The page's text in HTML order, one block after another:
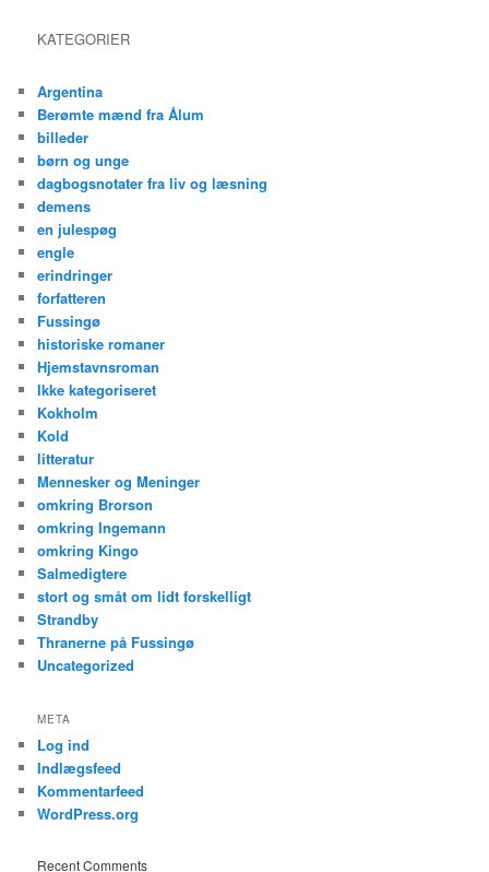
KATEGORIER
Argentina
Berømte mænd fra Ålum
billeder
børn og unge
dagbogsnotater fra liv og læsning
demens
en julespøg
engle
erindringer
forfatteren
Fussingø
historiske romaner
Hjemstavnsroman
Ikke kategoriseret
Kokholm
Kold
litteratur
Mennesker og Meninger
omkring Brorson
omkring Ingemann
omkring Kingo
Salmedigtere
stort og småt om lidt forskelligt
Strandby
Thranerne på Fussingø
Uncategorized
META
Log ind
Indlægsfeed
Kommentarfeed
WordPress.org
Recent Comments